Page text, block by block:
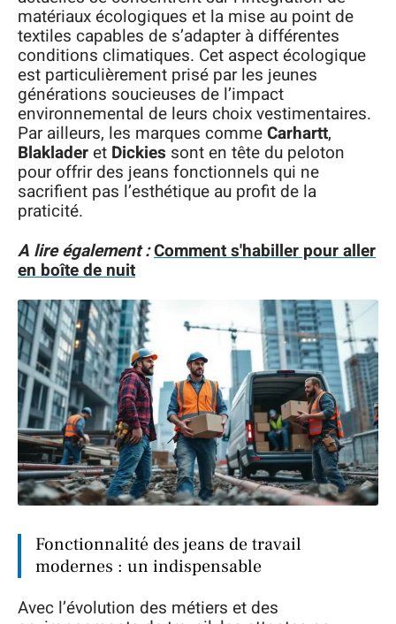
matériaux écologiques et la mise au point de
textiles capables de s’adapter à différentes
conditions climatiques. Cet aspect écologique
est particulièrement prisé par les jeunes
générations soucieuses de l’impact
environnemental de leurs choix vestimentaires.
Par ailleurs, les marques commeCarhartt,
Blakladeret Dickies sont en tête du peloton
pour offrir des jeans fonctionnels qui ne
sacrifient pas l’esthétique au profit de la
praticité.
A lire également :Comment s'habiller pour aller
en boîte de nuit
Fonctionnalité des jeans de travail
modernes : un indispensable
Avec l’évolution des métiers et des